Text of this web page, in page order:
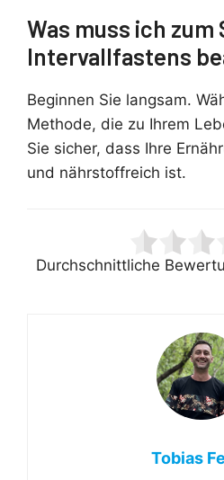
Was muss ich zum
Intervallfastens
Beginnen Sie langsam.
Methode, die zu Ihrem
Sie sicher, dass Ihre
und nährstoffreich ist.
Durchschnittliche
Tobias